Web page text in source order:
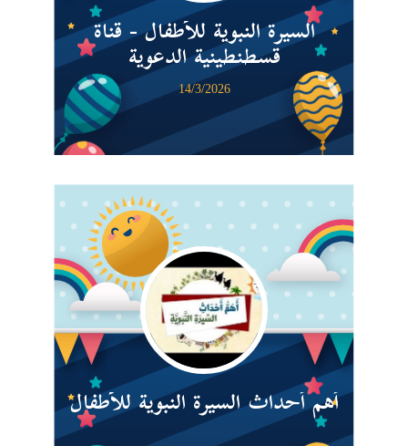
السيرة النبوية للأطفال - قناة
قسطنطينية الدعوية
14/3/2026
أهم أحداث السيرة النبوية للأطفال